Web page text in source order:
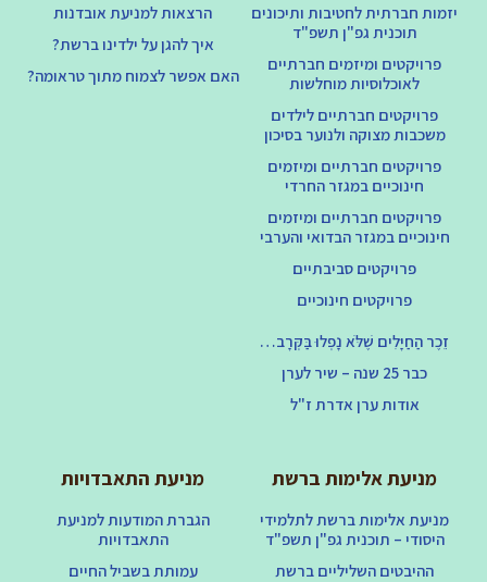
יזמות חברתית לחטיבות ותיכונים
תוכנית גפ"ן תשפ"ד
פרויקטים ומיזמים חברתיים
לאוכלוסיות מוחלשות
פרויקטים חברתיים לילדים
משכבות מצוקה ולנוער בסיכון
פרויקטים חברתיים ומיזמים
חינוכיים במגזר החרדי
פרויקטים חברתיים ומיזמים
חינוכיים במגזר הבדואי והערבי
פרויקטים סביבתיים
פרויקטים חינוכיים
זֵכֶר הַחַיָּלִים שֶׁלֹּא נָפְלוּ בַּקְּרָב…
כבר 25 שנה – שיר לערן
אודות ערן אדרת ז"ל
הרצאות למניעת אובדנות
איך להגן על ילדינו ברשת?
האם אפשר לצמוח מתוך טראומה?
מניעת אלימות ברשת
מניעת אלימות ברשת לתלמידי
היסודי – תוכנית גפ"ן תשפ"ד
ההיבטים השליליים ברשת
מניעת התאבדויות
הגברת המודעות למניעת
התאבדויות
עמותת בשביל החיים